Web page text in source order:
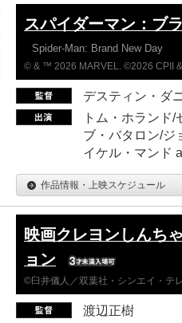
スパイダーマン：ブ
Spider-Man: Brand New Day
© & ™ 2026 MARVEL. ©2026 CPII
デスティン・ダ
トム・ホランド
ブ・バタロン/ジ
イケル・マンド
作品情報・上映スケジュール
映画クレヨンしんち
ョン
©臼井儀人／双葉社・シンエイ・テ
渡辺正樹